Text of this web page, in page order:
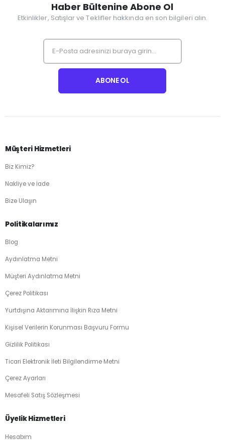
Haber Bültenine Abone Ol
Etkinlikler, Satışlar ve Teklifler hakkında en son bilgileri alın.
Müşteri Hizmetleri
Biz Kimiz?
Nakliye ve İade
Bize Ulaşın
Politikalarımız
Blog
Aydınlatma Metni
Müşteri Aydınlatma Metni
Çerez Politikası
Yurtdışına Aktarımına İlişkin Rıza Metni
Kişisel Verilerin Korunması Başvuru Formu
Gizlilik Politikası
Ticari Elektronik İleti Bilgilendirme Metni
Çerez Ayarları
Mesafeli Satış Sözleşmesi
Üyelik Hizmetleri
Hesabım